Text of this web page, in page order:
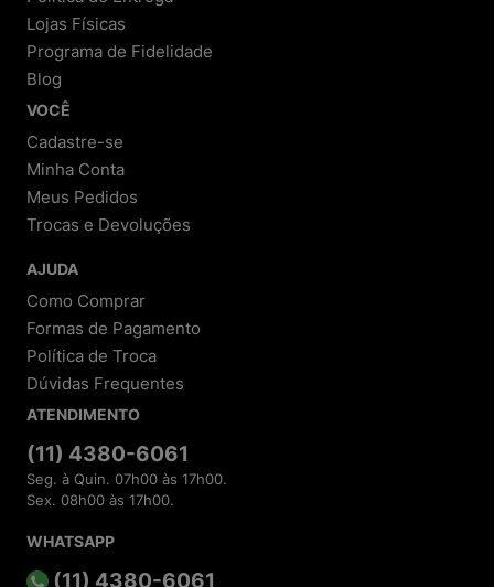
Lojas Físicas
Programa de Fidelidade
Blog
VOCÊ
Cadastre-se
Minha Conta
Meus Pedidos
Trocas e Devoluções
AJUDA
Como Comprar
Formas de Pagamento
Política de Troca
Dúvidas Frequentes
ATENDIMENTO
(11) 4380-6061
Seg. à Quin. 07h00 às 17h00.
Sex. 08h00 às 17h00.
WHATSAPP
(11) 4380-6061